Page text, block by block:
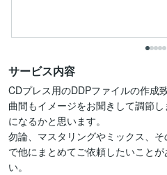
サービス内容
CDプレス用のDDPファイルの作成
曲間もイメージをお聞きして調節
になるかと思います。
勿論、マスタリングやミックス、
で他にまとめてご依頼したいこと
い。